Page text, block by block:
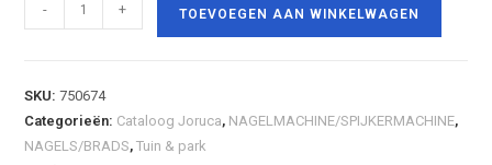
- + TOEVOEGEN AAN WINKELWAGEN
SKU:750674
Categorieën: Cataloog Joruca, NAGELMACHINE/SPIJKERMACHINE,
NAGELS/BRADS,Tuin & park